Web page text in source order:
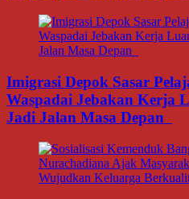
Imigrasi Depok Sasar
Waspadai Jebakan Kerja
Jadi Jalan Masa Depan